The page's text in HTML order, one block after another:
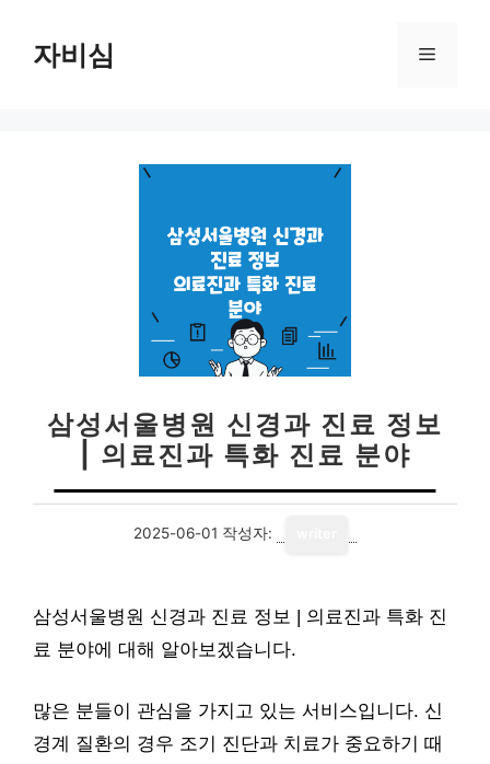
자비심 메
삼성서울병원 신경과 진료 정보
| 의료진과 특화 진료 분야
2025-06-01 작성자:
삼성서울병원 신경과 진료 정보 | 의료진과 특화 진
료 분야에 대해 알아보겠습니다.
많은 분들이 관심을 가지고 있는 서비스입니다. 신
경계 질환의 경우 조기 진단과 치료가 중요하기 때